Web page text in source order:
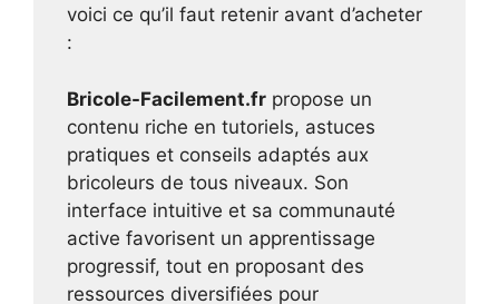
voici ce qu’il faut retenir avant d’acheter
:
Bricole-Facilement.fr propose un
contenu riche en tutoriels, astuces
pratiques et conseils adaptés aux
bricoleurs de tous niveaux. Son
interface intuitive et sa communauté
active favorisent un apprentissage
progressif, tout en proposant des
ressources diversifiées pour